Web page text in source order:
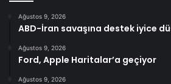
Ağustos 9, 2026
ABD-İran savaşına destek iyice
Ağustos 9, 2026
Ford, Apple Haritalar’a geçiyor
Ağustos 9, 2026